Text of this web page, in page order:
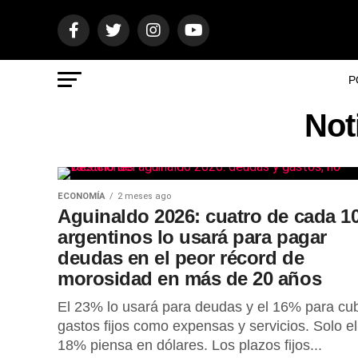
ECONOMÍA 2 meses ago
Aguinaldo 2026: cuatro de cada
argentinos lo usará para pagar
deudas en el peor récord de
morosidad en más de 20 años
El 23% lo usará para deudas y el 16% para
gastos fijos como expensas y servicios. Solo el
18% piensa en dólares. Los plazos fijos...